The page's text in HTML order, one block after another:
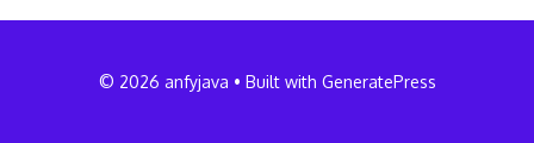
© 2026 anfyjava • Built with GeneratePress